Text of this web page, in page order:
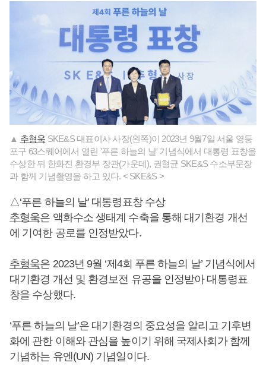
▲ 추형욱 SKE&S 대표이사 사장(왼쪽)이 2023년 9월7일 서울 영등
포구 63스퀘어에서 열린 '푸른 하늘의 날' 기념식에서 대통령 표창을
수상한 뒤 한화진 환경부 장관(가운데), 권형균 SKE&S 수소부문장
과 함께 기념촬영을 하고 있다. < SKE&S >
△‘푸른 하늘의 날’ 대통령표창 수상
추형욱은 액화수소 생태계 수축을 통해 대기환경 개선
에 기여한 공로를 인정받았다.
추형욱은 2023년 9월 ‘제4회 푸른 하늘의 날’ 기념식에서
대기환경 개선 및 환경보전 유공을 인정받아 대통령표
창을 수상했다.
‘푸른 하늘의 날’은 대기환경의 중요성을 알리고 기후변
화에 관한 이해와 관심을 높이기 위해 국제사회가 함께
기념하는 유엔(UN) 기념일이다.